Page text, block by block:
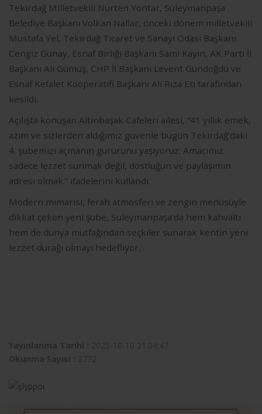
Tekirdağ Milletvekili Nurten Yontar, Süleymanpaşa
Belediye Başkanı Volkan Nallar, önceki dönem milletvekili
Mustafa Yel, Tekirdağ Ticaret ve Sanayi Odası Başkanı
Cengiz Günay, Esnaf Birliği Başkanı Sami Kayın, AK Parti İl
Başkanı Ali Gümüş, CHP İl Başkanı Levent Gündoğdu ve
Esnaf Kefalet Kooperatifi Başkanı Ali Rıza Eti tarafından
kesildi.
Açılışta konuşan Altınbaşak Cafeleri ailesi, “41 yıllık emek,
azim ve sizlerden aldığımız güvenle bugün Tekirdağ’daki
4. şubemizi açmanın gururunu yaşıyoruz. Amacımız
sadece lezzet sunmak değil, dostluğun ve paylaşımın
adresi olmak.” ifadelerini kullandı.
Modern mimarisi, ferah atmosferi ve zengin menüsüyle
dikkat çeken yeni şube, Süleymanpaşa’da hem kahvaltı
hem de dünya mutfağından seçkiler sunarak kentin yeni
lezzet durağı olmayı hedefliyor.